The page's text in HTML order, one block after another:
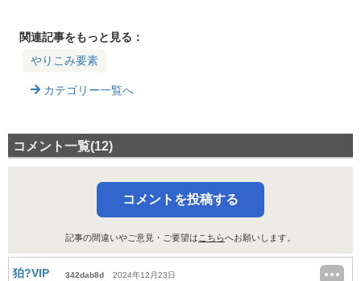
関連記事をもっと見る：
やりこみ要素
カテゴリー一覧へ
コメント一覧(12)
コメントを投稿する
記事の間違いやご意見・ご要望は こちらへお願いします。
狛?VIP 342dab8d 2024年12月23日